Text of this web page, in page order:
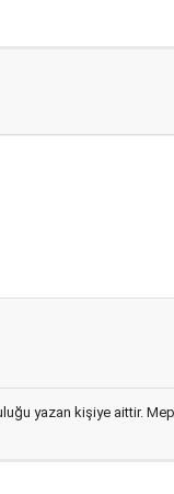
yazan kişiye aittir.